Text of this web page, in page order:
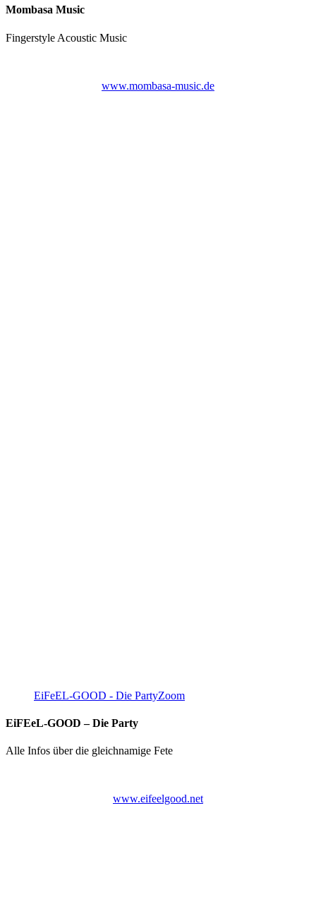
Mombasa Music
Fingerstyle Acoustic Music
www.mombasa-music.de
EiFeEL-GOOD - Die PartyZoom
EiFEeL-GOOD – Die Party
Alle Infos über die gleichnamige Fete
www.eifeelgood.net